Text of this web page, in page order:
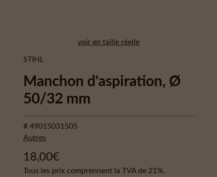
voir en taille réelle
STIHL
Manchon d'aspiration, Ø
50/32 mm
# 49015031505
Autres
18,00€
Tous les prix comprennent la TVA de 21%.